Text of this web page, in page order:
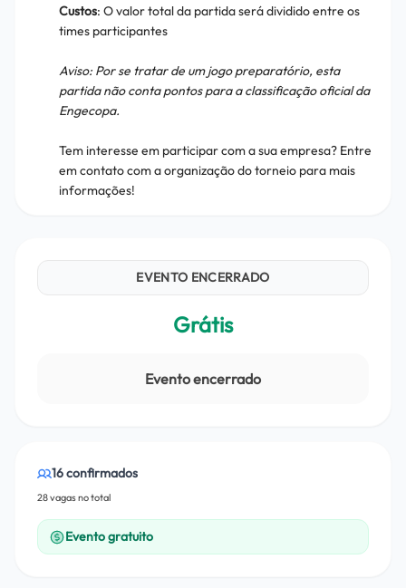
Custos: O valor total da partida será dividido entre os
times participantes
​Aviso: Por se tratar de um jogo preparatório, esta
partida não conta pontos para a classificação oficial da
Engecopa.
​Tem interesse em participar com a sua empresa? Entre
em contato com a organização do torneio para mais
informações!
EVENTO ENCERRADO
Grátis
Evento encerrado
16confirmados
28vagasno total
Evento gratuito